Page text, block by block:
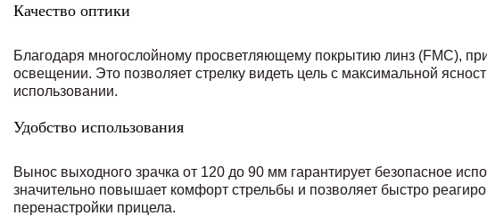
Качество оптики
Благодаря многослойному просветляющему покрытию линз (FMC),
освещении. Это позволяет стрелку видеть цель с максимальной
использовании.
Удобство использования
Вынос выходного зрачка от 120 до 90 мм гарантирует безопасное
значительно повышает комфорт стрельбы и позволяет быстро
перенастройки прицела.